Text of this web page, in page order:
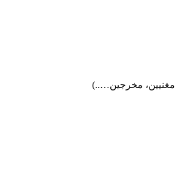
مخرجين…..)